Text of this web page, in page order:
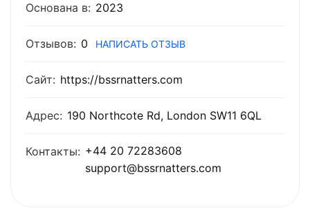
Основана в: 2023
Отзывов: 0 НАПИСАТЬ ОТЗЫВ
Сайт: https://bssrnatters.com
Адрес: 190 Northcote Rd, London SW11 6QL
Контакты: +44 20 72283608
support@bssrnatters.com